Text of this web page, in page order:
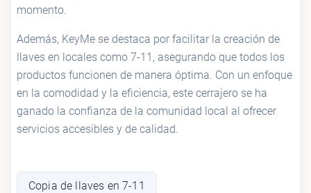
momento.
Además, KeyMe se destaca por facilitar la creación de
llaves en locales como 7-11, asegurando que todos los
productos funcionen de manera óptima. Con un enfoque
en la comodidad y la eficiencia, este cerrajero se ha
ganado la confianza de la comunidad local al ofrecer
servicios accesibles y de calidad.
Copia de llaves en 7-11